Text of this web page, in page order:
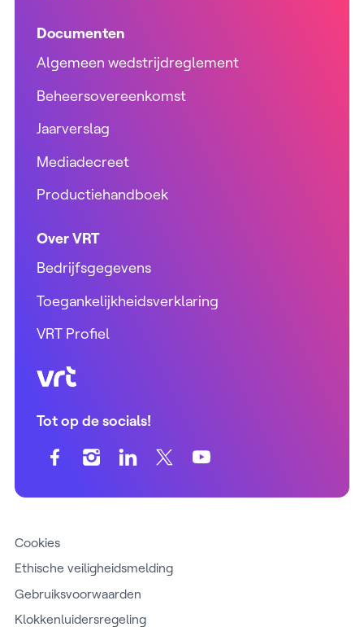
Documenten
Algemeen wedstrijdreglement
Beheersovereenkomst
Jaarverslag
Mediadecreet
Productiehandboek
Over VRT
Bedrijfsgegevens
Toegankelijkheidsverklaring
VRT Profiel
VRT (home)
Tot op de socials!
Cookies
Ethische veiligheidsmelding
Gebruiksvoorwaarden
Klokkenluidersregeling